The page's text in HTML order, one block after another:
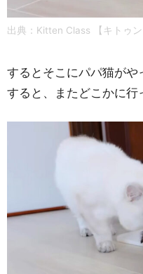
出典： Kitten Class 【キトゥン
するとそこにパパ猫が
すると、またどこかに